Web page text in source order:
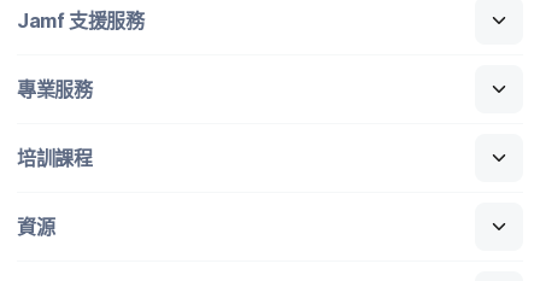
Jamf 支援​服務
專業​服務
培訓​課程
資源